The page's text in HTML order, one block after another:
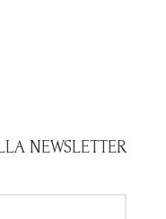
NEWSLETTER